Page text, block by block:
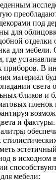
под
для
отделки
для мебели.
приборов. В
материал
света
бликов и
пленок
и фактуры.
в исходном
мебели: